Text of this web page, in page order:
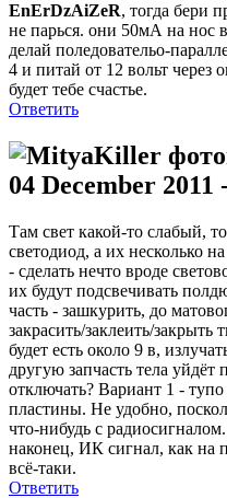
EnErDzAiZeR, тогда бери
не парься. они 50мА на нос
делай поледовательо-
4 и питай от 12 вольт через
будет тебе счастье.
Ответить
04 December 2011
Там свет какой-то слабый,
светодиод, а их несколько
- сделать нечто вроде
их будут подсвечивать
часть - зашкурить, до
закрасить/заклеить/
будет есть около 9 в,
другую запчасть тела
отключать? Вариант 1 -
пластины. Не удобно,
что-нибудь с
наконец, ИК сигнал, как на
всё-таки.
Ответить